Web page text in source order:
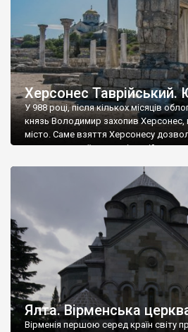
Херсонес
У 988 році, після кількох місяців
князь Володимир захопив Херсонес,
місто. Саме взяття Херсонесу
диктувати свої умови
Херсонесі Володимир-язичник, став
А потім було Хрещення Русі. На
Ялта. Вірменська
Вірменія першою серед країн світу